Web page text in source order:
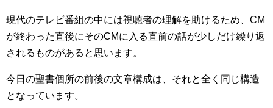
現代のテレビ番組の中には視聴者の理解を助けるため、CM
が終わった直後にそのCMに入る直前の話が少しだけ繰り返
されるものがあると思います。
今日の聖書個所の前後の文章構成は、それと全く同じ構造
となっています。